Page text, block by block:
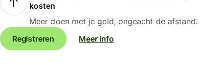
kosten
Meer doen met je geld, ongeacht de afstand.
Registreren
Meer info